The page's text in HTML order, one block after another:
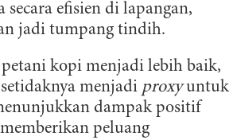
efisien di lapangan,
jadi tumpang tindih.
kopi menjadi lebih baik,
menjadi proxyuntuk
dampak positif
peluang